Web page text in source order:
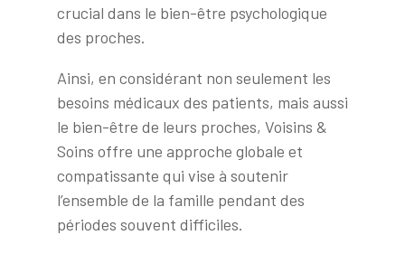
crucial dans le bien-être psychologique
des proches.
Ainsi, en considérant non seulement les
besoins médicaux des patients, mais aussi
le bien-être de leurs proches, Voisins &
Soins offre une approche globale et
compatissante qui vise à soutenir
l’ensemble de la famille pendant des
périodes souvent difficiles.